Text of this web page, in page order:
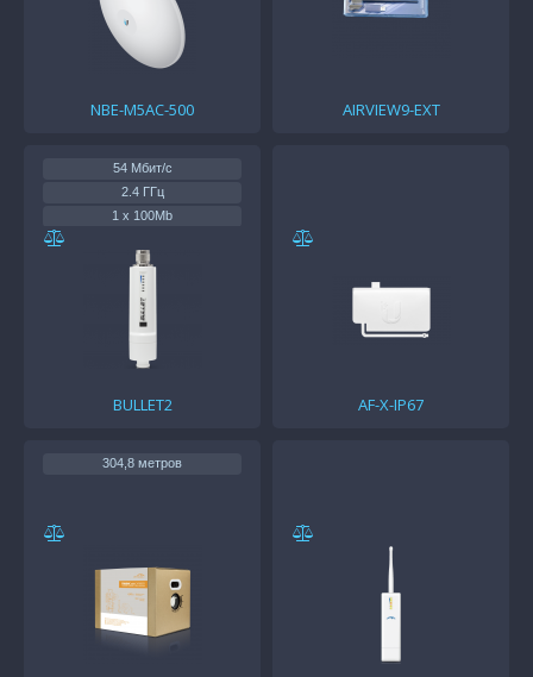
NBE-M5AC-500 AIRVIEW9-EXT
54 Мбит/с
2.4 ГГц
1 x 100Mb
BULLET2 AF-X-IP67
304,8 метров